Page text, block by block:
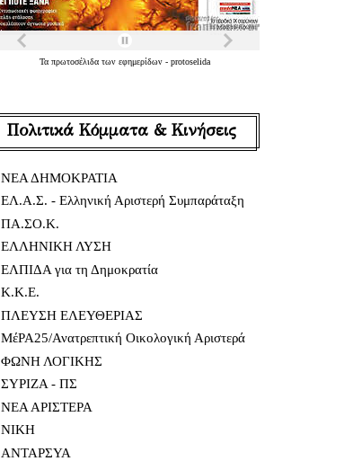
Τα πρωτοσέλιδα των εφημερίδων - protoselida
Πολιτικά Κόμματα & Κινήσεις
ΝΕΑ ΔΗΜΟΚΡΑΤΙΑ
ΕΛ.Α.Σ. - Ελληνική Αριστερή Συμπαράταξη
ΠΑ.ΣΟ.Κ.
ΕΛΛΗΝΙΚΗ ΛΥΣΗ
ΕΛΠΙΔΑ για τη Δημοκρατία
Κ.Κ.Ε.
ΠΛΕΥΣΗ ΕΛΕΥΘΕΡΙΑΣ
ΜέΡΑ25/Ανατρεπτική Οικολογική Αριστερά
ΦΩΝΗ ΛΟΓΙΚΗΣ
ΣΥΡΙΖΑ - ΠΣ
ΝΕΑ ΑΡΙΣΤΕΡΑ
ΝΙΚΗ
ΑΝΤΑΡΣΥΑ